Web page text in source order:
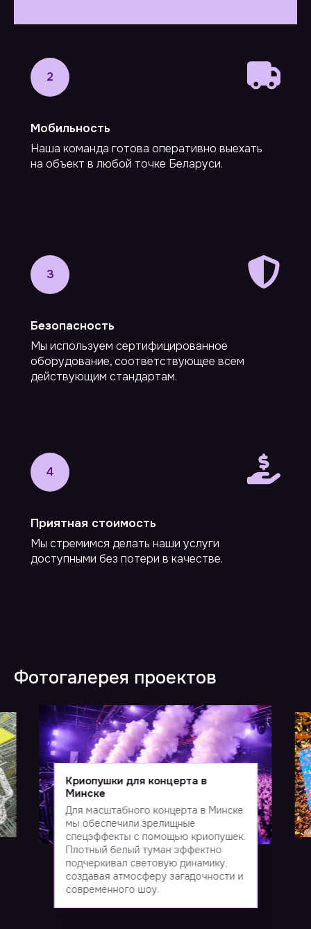
2
Мобильность
Наша команда готова оперативно выехать
на объект в любой точке Беларуси.
3
Безопасность
Мы используем сертифицированное
оборудование, соответствующее всем
действующим стандартам.
4
Приятная стоимость
Мы стремимся делать наши услуги
доступными без потери в качестве.
Фотогалерея проектов
Криопушки для концерта в
Минске
Для масштабного концерта в Минске
мы обеспечили зрелищные
спецэффекты с помощью криопушек.
Плотный белый туман эффектно
подчеркивал световую динамику,
создавая атмосферу загадочности и
современного шоу.